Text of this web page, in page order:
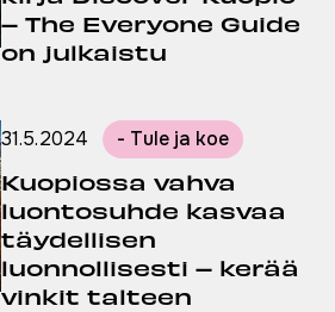
– The Everyone Guide
on julkaistu
Julkaistu:
31.5.2024 - Tule ja koe
Kuopiossa vahva
luontosuhde kasvaa
täydellisen
luonnollisesti – kerää
vinkit talteen